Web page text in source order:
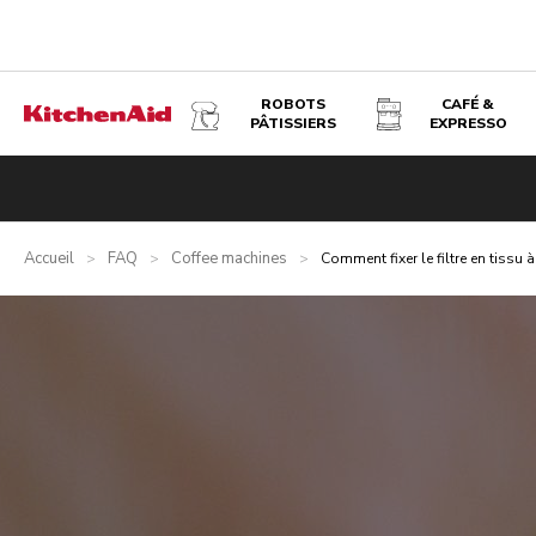
ROBOTS
PÂTISSIERS
CAFÉ &
EXPRESSO
Accueil > FAQ > Coffee machines > Comment fixer le filtre en tissu